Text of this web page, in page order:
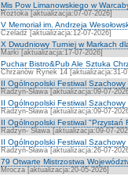
Mis Pow Limanowskiego w
Roztoka [aktualizacja:07-07-2026]
V Memoriał im. Andrzeja
Czeladź [aktualizacja:12-07-2026]
X Dwudniowy Turniej w Markach
Marki [aktualizacja:17-07-2026]
Puchar Bistro&Pub Ale Sztuka
Chrzanów Rynek 14 [aktualizacja:31-
II Ogólnopolski Festiwal
Radzyn-Sława [aktualizacja:09-07-
II Ogólnopolski Festiwal
Radzyn-Sława [aktualizacja:09-07-
II Ogólnopolski Festiwal "Przystań
Radzyn- Sława [aktualizacja:09-07-
II Ogólnopolski Festiwal
Radzyń-Sława [aktualizacja:26-07-
79 Otwarte Mistrzostwa
Mrocza [aktualizacja:20-05-2026]